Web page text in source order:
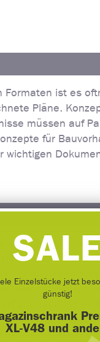
ist es
Pläne.
müssen auf
für
gelagert
speziellen
Schubladen
ausziehbar.
und
für
Einzelstücke jetzt
günstig!
XL-V48 und